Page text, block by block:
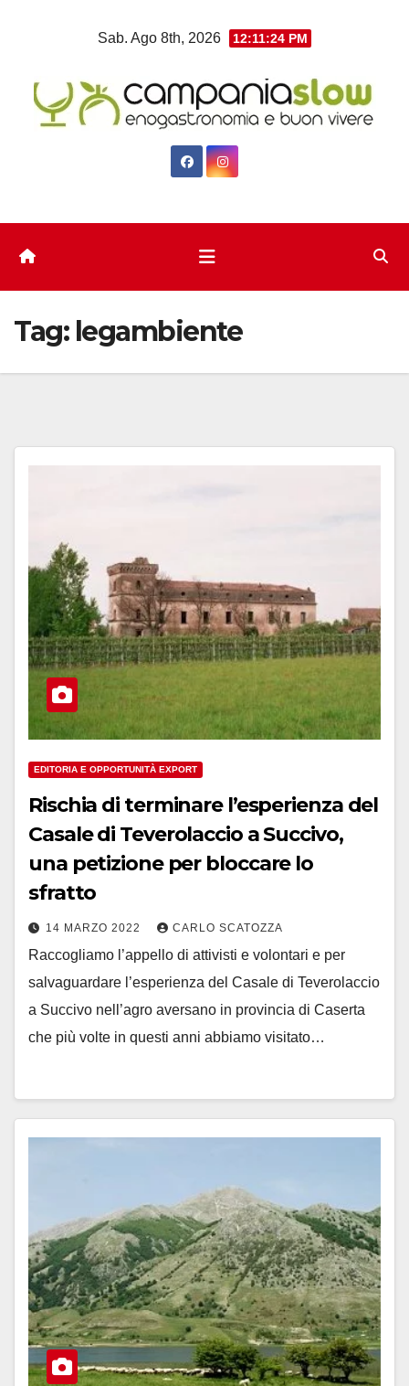
Sab. Ago 8th, 2026 12:11:25 PM
Tag: legambiente
EDITORIA E OPPORTUNITÀ EXPORT
Rischia di terminare l’esperienza del
Casale di Teverolaccio a Succivo,
una petizione per bloccare lo
sfratto
14 MARZO 2022 CARLO SCATOZZA
Raccogliamo l’appello di attivisti e volontari e per
salvaguardare l’esperienza del Casale di Teverolaccio
a Succivo nell’agro aversano in provincia di Caserta
che più volte in questi anni abbiamo visitato…